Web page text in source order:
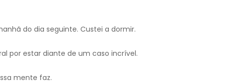
do dia seguinte. Custei a dormir.
por estar diante de um caso incrível.
mente faz.